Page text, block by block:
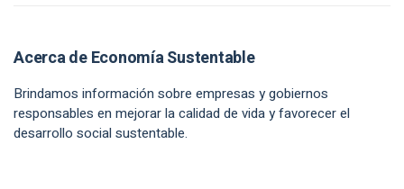
Acerca de Economía Sustentable
Brindamos información sobre empresas y gobiernos
responsables en mejorar la calidad de vida y favorecer el
desarrollo social sustentable.